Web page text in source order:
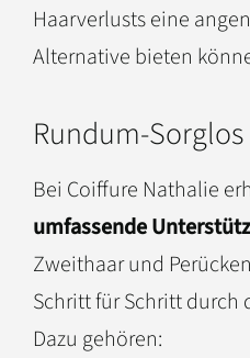
Haarverlusts eine
Alternative bieten
Rundum-
Bei Coiffure Nathalie
umfassende
Zweithaar und
Schritt für Schritt durch
Dazu gehören: